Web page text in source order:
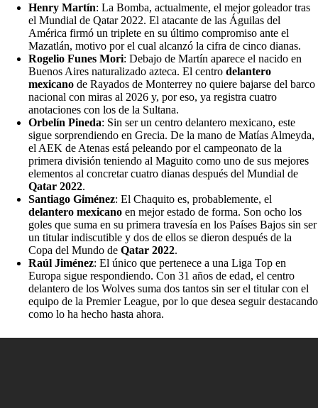
Henry Martín: La Bomba, actualmente, el mejor goleador tras
el Mundial de Qatar 2022. El atacante de las Águilas del
América firmó un triplete en su último compromiso ante el
Mazatlán, motivo por el cual alcanzó la cifra de cinco dianas.
Rogelio Funes Mori: Debajo de Martín aparece el nacido en
Buenos Aires naturalizado azteca. El centro delantero
mexicano de Rayados de Monterrey no quiere bajarse del barco
nacional con miras al 2026 y, por eso, ya registra cuatro
anotaciones con los de la Sultana.
Orbelín Pineda: Sin ser un centro delantero mexicano, este
sigue sorprendiendo en Grecia. De la mano de Matías Almeyda,
el AEK de Atenas está peleando por el campeonato de la
primera división teniendo al Maguito como uno de sus mejores
elementos al concretar cuatro dianas después del Mundial de
Qatar 2022.
Santiago Giménez: El Chaquito es, probablemente, el
delantero mexicano en mejor estado de forma. Son ocho los
goles que suma en su primera travesía en los Países Bajos sin ser
un titular indiscutible y dos de ellos se dieron después de la
Copa del Mundo de Qatar 2022.
Raúl Jiménez: El único que pertenece a una Liga Top en
Europa sigue respondiendo. Con 31 años de edad, el centro
delantero de los Wolves suma dos tantos sin ser el titular con el
equipo de la Premier League, por lo que desea seguir destacando
como lo ha hecho hasta ahora.